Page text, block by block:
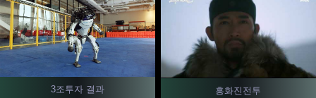
3조투자 결과 흥화진전투